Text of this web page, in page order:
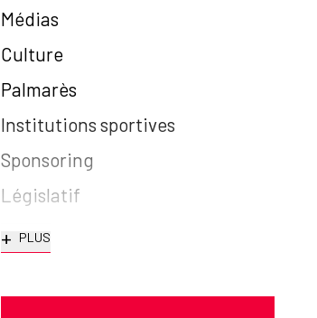
Médias
Culture
Palmarès
Institutions sportives
Sponsoring
Législatif
+ PLUS